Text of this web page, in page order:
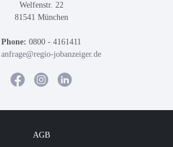
Welfenstr. 22
81541 München
Phone: 0800 - 4161411
anfrage@regio-jobanzeiger.de
AGB